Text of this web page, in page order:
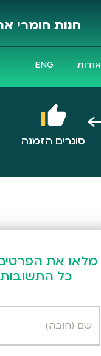
חנות חומרי
אודות ENG
סוגרים הזמנה
מלאו את
כל